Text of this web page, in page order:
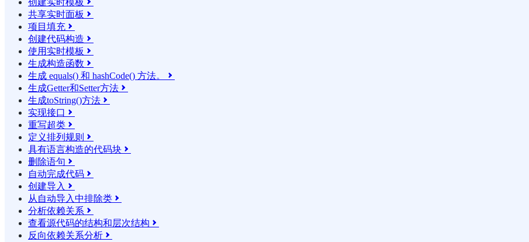
创建实时模板
共享实时面板 
项目填充 
创建代码构造 
使用实时模板 
生成构造函数 
生成 equals() 和 hashCode() 方法。 
生成Getter和Setter方法 
生成toString()方法 
实现接口 
重写超类 
定义排列规则 
具有语言构造的代码块 
删除语句 
自动完成代码 
创建导入 
从自动导入中排除类 
分析依赖关系 
查看源代码的结构和层次结构 
反向依赖关系分析 